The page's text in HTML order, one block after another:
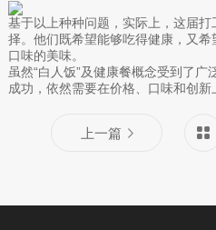
基于以上种种问题，实际上，这届
择。他们既希望能够吃得健康，又
口味的美味。
虽然“白人饭”及健康餐概念受到了
成功，依然需要在价格、口味和创新
上一篇